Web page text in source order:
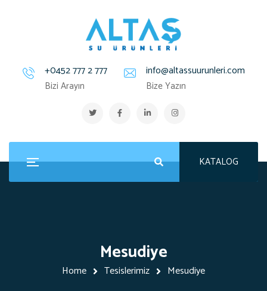
+0452 777 2 777
Bizi Arayın
info@altassuurunleri.com
Bize Yazın
KATALOG
Mesudiye
Home Tesislerimiz Mesudiye